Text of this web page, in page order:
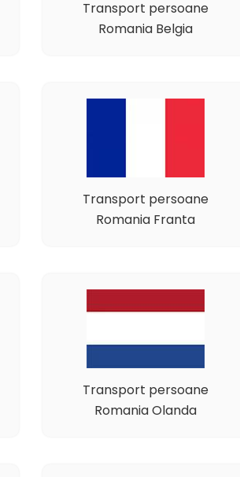
Transport persoane
Romania Belgia
Transport persoane
Romania Franta
Transport persoane
Romania Olanda